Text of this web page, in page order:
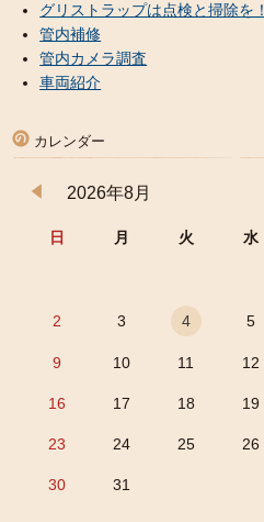
グリストラップは点検と掃除を！
管内補修
管内カメラ調査
車両紹介
カレンダー
2026年8月
日 月 火 水
2 3 4 5
9 10 11 12
16 17 18 19
23 24 25 26
30 31